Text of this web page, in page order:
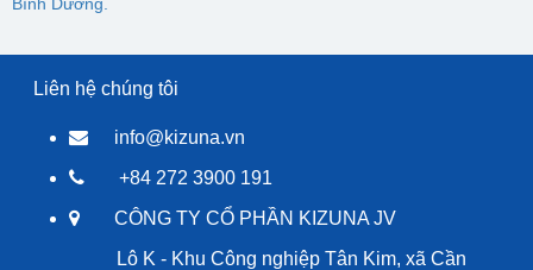
Liên hệ chúng tôi
info@kizuna.vn
+84 272 3900 191
CÔNG TY CỔ PHẦN KIZUNA JV
Lô K - Khu Công nghiệp Tân Kim, xã Cần